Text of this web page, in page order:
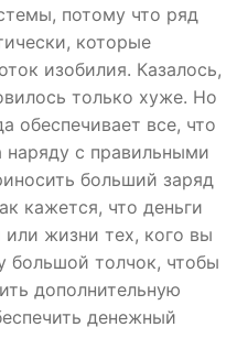
потому что ряд
которые
изобилия. Казалось,
только хуже. Но
обеспечивает все, что
с правильными
больший заряд
кажется, что деньги
жизни тех, кого вы
большой толчок, чтобы
дополнительную
денежный